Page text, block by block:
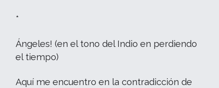
*
Ángeles! (en el tono del Indio en perdiendo
el tiempo)
Aquí me encuentro en la contradicción de